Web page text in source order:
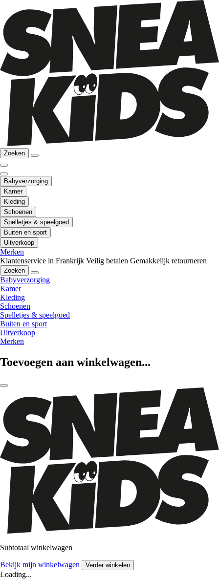
Zoeken
Babyverzorging
Kamer
Kleding
Schoenen
Spelletjes & speelgoed
Buiten en sport
Uitverkoop
Merken
Klantenservice in Frankrijk Veilig betalen Gemakkelijk retourneren
Zoeken
Babyverzorging
Kamer
Kleding
Schoenen
Spelletjes & speelgoed
Buiten en sport
Uitverkoop
Merken
Toevoegen aan winkelwagen...
Subtotaal winkelwagen
Bekijk mijn winkelwagen Verder winkelen
Loading...